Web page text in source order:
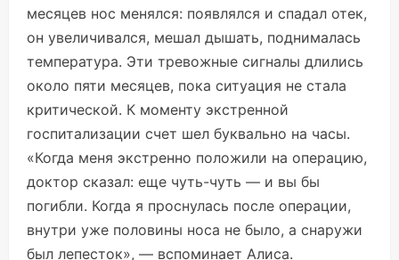
месяцев нос менялся: появлялся и спадал отек,
он увеличивался, мешал дышать, поднималась
температура. Эти тревожные сигналы длились
около пяти месяцев, пока ситуация не стала
критической. К моменту экстренной
госпитализации счет шел буквально на часы.
«Когда меня экстренно положили на операцию,
доктор сказал: еще чуть-чуть — и вы бы
погибли. Когда я проснулась после операции,
внутри уже половины носа не было, а снаружи
был лепесток», — вспоминает Алиса.